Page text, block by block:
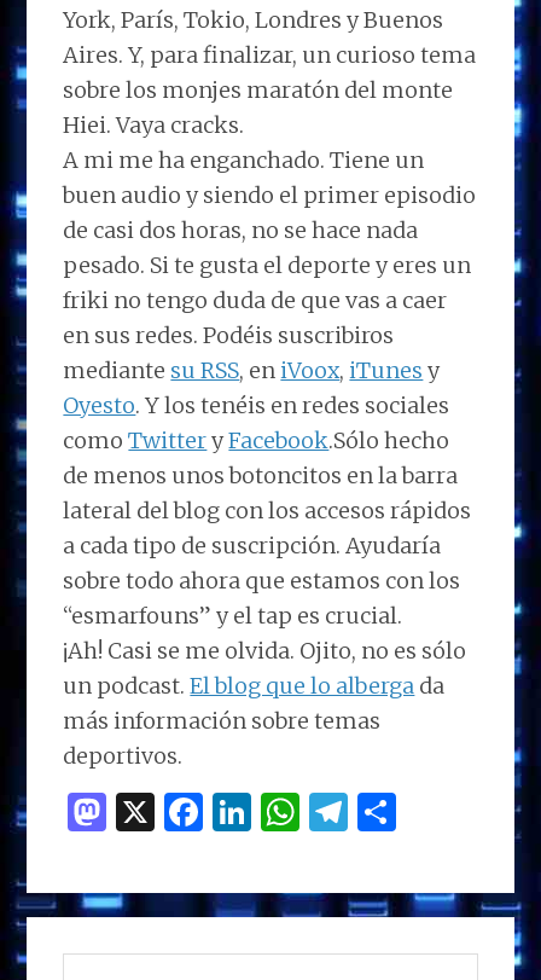
York, París, Tokio, Londres y Buenos
Aires. Y, para finalizar, un curioso tema
sobre los monjes maratón del monte
Hiei. Vaya cracks.
A mi me ha enganchado. Tiene un
buen audio y siendo el primer episodio
de casi dos horas, no se hace nada
pesado. Si te gusta el deporte y eres un
friki no tengo duda de que vas a caer
en sus redes. Podéis suscribiros
mediante su RSS, eniVoox,iTunes y
Oyesto. Y los tenéis en redes sociales
comoTwitteryFacebook.Sólo hecho
de menos unos botoncitos en la barra
lateral del blog con los accesos rápidos
a cada tipo de suscripción. Ayudaría
sobre todo ahora que estamos con los
“esmarfouns” y el tap es crucial.
¡Ah! Casi se me olvida. Ojito, no es sólo
un podcast.El blog que lo alberga da
más información sobre temas
deportivos.
M
to
d
o
X F
ce
b
o
Li
k
e
dI
W
at
s
A
T
e
g
ra
m
p
ar
BARRA